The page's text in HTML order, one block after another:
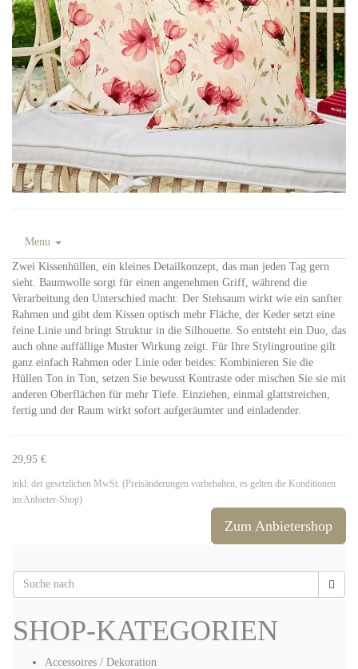
Menu
Zwei Kissenhüllen, ein kleines Detailkonzept, das man jeden Tag gern
sieht. Baumwolle sorgt für einen angenehmen Griff, während die
Verarbeitung den Unterschied macht: Der Stehsaum wirkt wie ein sanfter
Rahmen und gibt dem Kissen optisch mehr Fläche, der Keder setzt eine
feine Linie und bringt Struktur in die Silhouette. So entsteht ein Duo, das
auch ohne auffällige Muster Wirkung zeigt. Für Ihre Stylingroutine gilt
ganz einfach Rahmen oder Linie oder beides: Kombinieren Sie die
Hüllen Ton in Ton, setzen Sie bewusst Kontraste oder mischen Sie sie mit
anderen Oberflächen für mehr Tiefe. Einziehen, einmal glattstreichen,
fertig und der Raum wirkt sofort aufgeräumter und einladender.
29,95 €
inkl. der gesetzlichen MwSt. (Preisänderungen vorbehalten, es gelten die Konditionen
im Anbieter-Shop)
Zum Anbietershop
SHOP-KATEGORIEN
Accessoires / Dekoration